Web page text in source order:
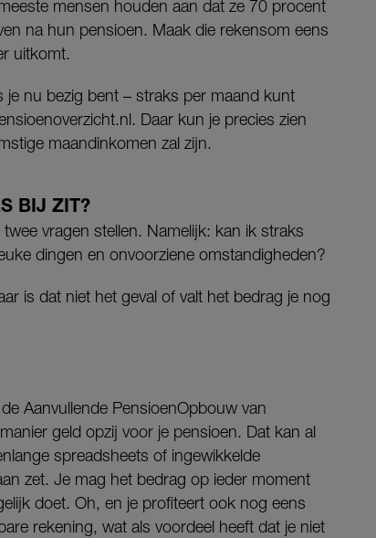
mensen houden aan dat ze 70 procent
na hun pensioen. Maak die rekensom eens
uitkomt.
je nu bezig bent – straks per maand kunt
Daar kun je precies zien
maandinkomen zal zijn.
BIJ ZIT?
vragen stellen. Namelijk: kan ik straks
dingen en onvoorziene omstandigheden?
is dat niet het geval of valt het bedrag je nog
Aanvullende PensioenOpbouw van
geld opzij voor je pensioen. Dat kan al
spreadsheets of ingewikkelde
zet. Je mag het bedrag op ieder moment
doet. Oh, en je profiteert ook nog eens
rekening, wat als voordeel heeft dat je niet